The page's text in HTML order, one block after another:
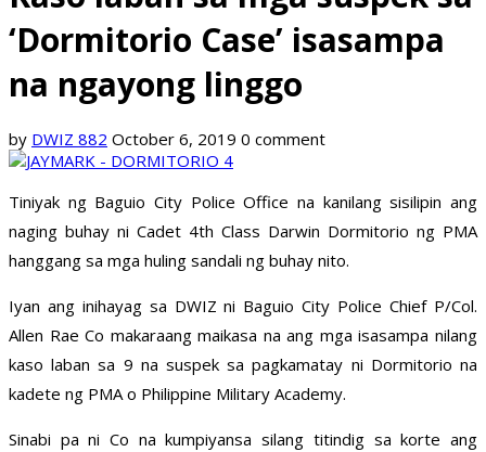
‘Dormitorio Case’ isasampa
na ngayong linggo
by DWIZ 882 October 6, 2019 0 comment
Tiniyak ng Baguio City Police Office na kanilang sisilipin ang
naging buhay ni Cadet 4th Class Darwin Dormitorio ng PMA
hanggang sa mga huling sandali ng buhay nito.
Iyan ang inihayag sa DWIZ ni Baguio City Police Chief P/Col.
Allen Rae Co makaraang maikasa na ang mga isasampa nilang
kaso laban sa 9 na suspek sa pagkamatay ni Dormitorio na
kadete ng PMA o Philippine Military Academy.
Sinabi pa ni Co na kumpiyansa silang titindig sa korte ang